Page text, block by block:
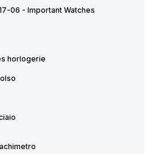
06 - Important Watches
horlogerie